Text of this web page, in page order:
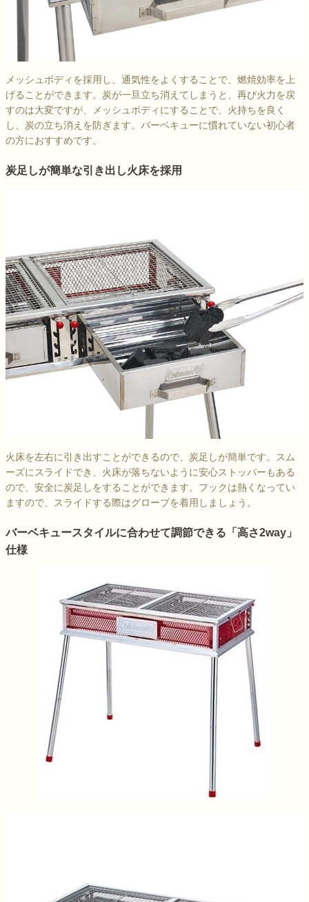
メッシュボディを採用し、通気性をよくすることで、燃焼効率を上
げることができます。炭が一旦立ち消えてしまうと、再び火力を戻
すのは大変ですが、メッシュボディにすることで、火持ちを良く
し、炭の立ち消えを防ぎます。バーベキューに慣れていない初心者
の方におすすめです。
炭足しが簡単な引き出し火床を採用
火床を左右に引き出すことができるので、炭足しが簡単です。スム
ーズにスライドでき、火床が落ちないように安心ストッパーもある
ので、安全に炭足しをすることができます。フックは熱くなってい
ますので、スライドする際はグローブを着用しましょう。
バーベキュースタイルに合わせて調節できる「高さ2way」
仕様